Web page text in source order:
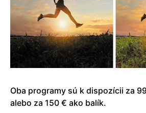
Oba programy sú k dispozícii za
alebo za 150 € ako balík.